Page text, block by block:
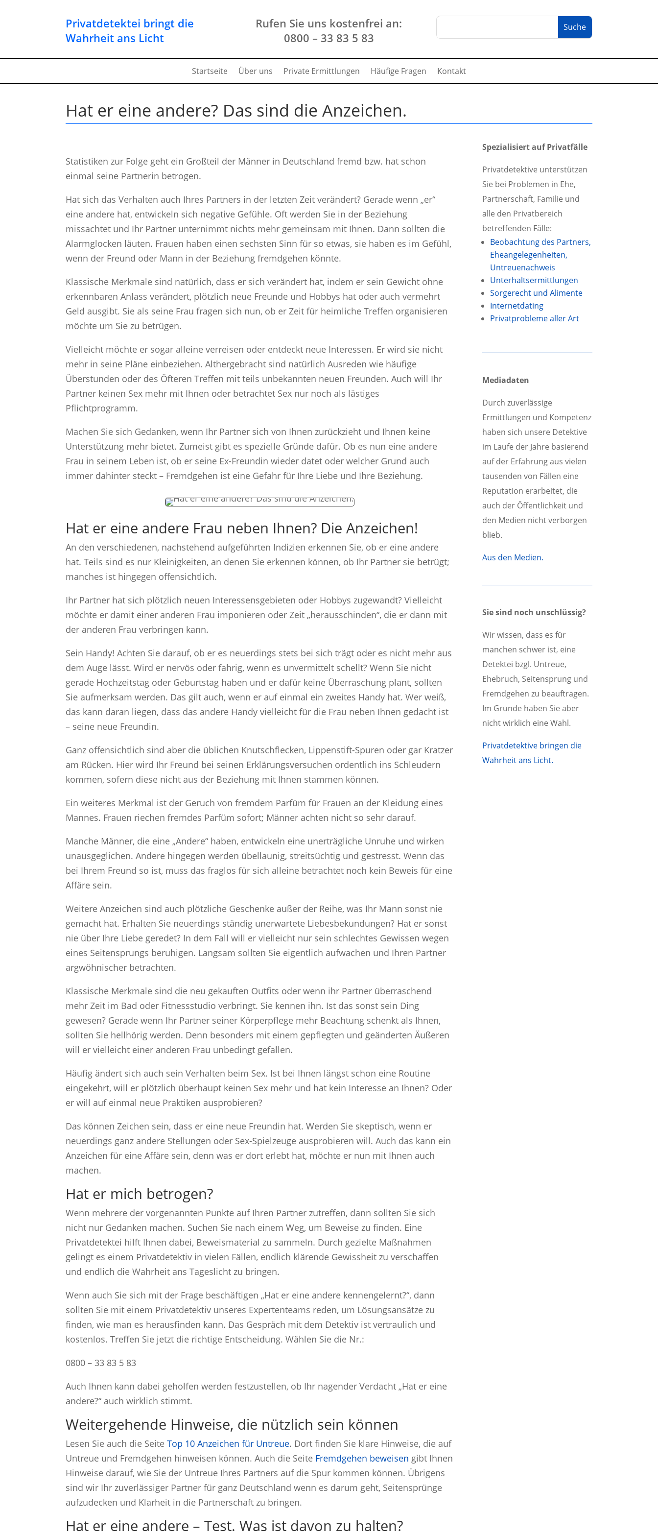
Privatdetektei bringt die
Wahrheit ans Licht
Rufen Sie uns kostenfrei an:
0800 – 33 83 5 83
Startseite Über uns Private Ermittlungen Häufige Fragen Kontakt
Hat er eine andere? Das sind die Anzeichen.
Statistiken zur Folge geht ein Großteil der Männer in Deutschland fremd bzw. hat schon
einmal seine Partnerin betrogen.
Hat sich das Verhalten auch Ihres Partners in der letzten Zeit verändert? Gerade wenn „er“
eine andere hat, entwickeln sich negative Gefühle. Oft werden Sie in der Beziehung
missachtet und Ihr Partner unternimmt nichts mehr gemeinsam mit Ihnen. Dann sollten die
Alarmglocken läuten. Frauen haben einen sechsten Sinn für so etwas, sie haben es im Gefühl,
wenn der Freund oder Mann in der Beziehung fremdgehen könnte.
Klassische Merkmale sind natürlich, dass er sich verändert hat, indem er sein Gewicht ohne
erkennbaren Anlass verändert, plötzlich neue Freunde und Hobbys hat oder auch vermehrt
Geld ausgibt. Sie als seine Frau fragen sich nun, ob er Zeit für heimliche Treffen organisieren
möchte um Sie zu betrügen.
Vielleicht möchte er sogar alleine verreisen oder entdeckt neue Interessen. Er wird sie nicht
mehr in seine Pläne einbeziehen. Althergebracht sind natürlich Ausreden wie häufige
Überstunden oder des Öfteren Treffen mit teils unbekannten neuen Freunden. Auch will Ihr
Partner keinen Sex mehr mit Ihnen oder betrachtet Sex nur noch als lästiges
Pflichtprogramm.
Machen Sie sich Gedanken, wenn Ihr Partner sich von Ihnen zurückzieht und Ihnen keine
Unterstützung mehr bietet. Zumeist gibt es spezielle Gründe dafür. Ob es nun eine andere
Frau in seinem Leben ist, ob er seine Ex-Freundin wieder datet oder welcher Grund auch
immer dahinter steckt – Fremdgehen ist eine Gefahr für Ihre Liebe und Ihre Beziehung.
Hat er eine andere Frau neben Ihnen? Die Anzeichen!
An den verschiedenen, nachstehend aufgeführten Indizien erkennen Sie, ob er eine andere
hat. Teils sind es nur Kleinigkeiten, an denen Sie erkennen können, ob Ihr Partner sie betrügt;
manches ist hingegen offensichtlich.
Ihr Partner hat sich plötzlich neuen Interessensgebieten oder Hobbys zugewandt? Vielleicht
möchte er damit einer anderen Frau imponieren oder Zeit „herausschinden“, die er dann mit
der anderen Frau verbringen kann.
Sein Handy! Achten Sie darauf, ob er es neuerdings stets bei sich trägt oder es nicht mehr aus
dem Auge lässt. Wird er nervös oder fahrig, wenn es unvermittelt schellt? Wenn Sie nicht
gerade Hochzeitstag oder Geburtstag haben und er dafür keine Überraschung plant, sollten
Sie aufmerksam werden. Das gilt auch, wenn er auf einmal ein zweites Handy hat. Wer weiß,
das kann daran liegen, dass das andere Handy vielleicht für die Frau neben Ihnen gedacht ist
– seine neue Freundin.
Ganz offensichtlich sind aber die üblichen Knutschflecken, Lippenstift-Spuren oder gar Kratzer
am Rücken. Hier wird Ihr Freund bei seinen Erklärungsversuchen ordentlich ins Schleudern
kommen, sofern diese nicht aus der Beziehung mit Ihnen stammen können.
Ein weiteres Merkmal ist der Geruch von fremdem Parfüm für Frauen an der Kleidung eines
Mannes. Frauen riechen fremdes Parfüm sofort; Männer achten nicht so sehr darauf.
Manche Männer, die eine „Andere“ haben, entwickeln eine unerträgliche Unruhe und wirken
unausgeglichen. Andere hingegen werden übellaunig, streitsüchtig und gestresst. Wenn das
bei Ihrem Freund so ist, muss das fraglos für sich alleine betrachtet noch kein Beweis für eine
Affäre sein.
Weitere Anzeichen sind auch plötzliche Geschenke außer der Reihe, was Ihr Mann sonst nie
gemacht hat. Erhalten Sie neuerdings ständig unerwartete Liebesbekundungen? Hat er sonst
nie über Ihre Liebe geredet? In dem Fall will er vielleicht nur sein schlechtes Gewissen wegen
eines Seitensprungs beruhigen. Langsam sollten Sie eigentlich aufwachen und Ihren Partner
argwöhnischer betrachten.
Klassische Merkmale sind die neu gekauften Outfits oder wenn ihr Partner überraschend
mehr Zeit im Bad oder Fitnessstudio verbringt. Sie kennen ihn. Ist das sonst sein Ding
gewesen? Gerade wenn Ihr Partner seiner Körperpflege mehr Beachtung schenkt als Ihnen,
sollten Sie hellhörig werden. Denn besonders mit einem gepflegten und geänderten Äußeren
will er vielleicht einer anderen Frau unbedingt gefallen.
Häufig ändert sich auch sein Verhalten beim Sex. Ist bei Ihnen längst schon eine Routine
eingekehrt, will er plötzlich überhaupt keinen Sex mehr und hat kein Interesse an Ihnen? Oder
er will auf einmal neue Praktiken ausprobieren?
Das können Zeichen sein, dass er eine neue Freundin hat. Werden Sie skeptisch, wenn er
neuerdings ganz andere Stellungen oder Sex-Spielzeuge ausprobieren will. Auch das kann ein
Anzeichen für eine Affäre sein, denn was er dort erlebt hat, möchte er nun mit Ihnen auch
machen.
Hat er mich betrogen?
Wenn mehrere der vorgenannten Punkte auf Ihren Partner zutreffen, dann sollten Sie sich
nicht nur Gedanken machen. Suchen Sie nach einem Weg, um Beweise zu finden. Eine
Privatdetektei hilft Ihnen dabei, Beweismaterial zu sammeln. Durch gezielte Maßnahmen
gelingt es einem Privatdetektiv in vielen Fällen, endlich klärende Gewissheit zu verschaffen
und endlich die Wahrheit ans Tageslicht zu bringen.
Wenn auch Sie sich mit der Frage beschäftigen „Hat er eine andere kennengelernt?“, dann
sollten Sie mit einem Privatdetektiv unseres Expertenteams reden, um Lösungsansätze zu
finden, wie man es herausfinden kann. Das Gespräch mit dem Detektiv ist vertraulich und
kostenlos. Treffen Sie jetzt die richtige Entscheidung. Wählen Sie die Nr.:
0800 – 33 83 5 83
Auch Ihnen kann dabei geholfen werden festzustellen, ob Ihr nagender Verdacht „Hat er eine
andere?“ auch wirklich stimmt.
Weitergehende Hinweise, die nützlich sein können
Lesen Sie auch die SeiteTop 10 Anzeichen für Untreue. Dort finden Sie klare Hinweise, die auf
Untreue und Fremdgehen hinweisen können. Auch die Seite Fremdgehen beweisen gibt Ihnen
Hinweise darauf, wie Sie der Untreue Ihres Partners auf die Spur kommen können. Übrigens
sind wir Ihr zuverlässiger Partner für ganz Deutschland wenn es darum geht, Seitensprünge
aufzudecken und Klarheit in die Partnerschaft zu bringen.
Hat er eine andere – Test. Was ist davon zu halten?
Spezialisiert auf Privatfälle
Privatdetektive unterstützen
Sie bei Problemen in Ehe,
Partnerschaft, Familie und
alle den Privatbereich
betreffenden Fälle:
Beobachtung des Partners,
Eheangelegen­heiten,
Untreuenachweis
Unterhalts­ermittlungen
Sorgerecht und Alimente
Internetdating
Privatprobleme aller Art
Mediadaten
Durch zuverlässige
Ermittlungen und Kompetenz
haben sich unsere Detektive
im Laufe der Jahre basierend
auf der Erfahrung aus vielen
tausenden von Fällen eine
Reputation erarbeitet, die
auch der Öffentlichkeit und
den Medien nicht verborgen
blieb.
Aus den Medien.
Sie sind noch unschlüssig?
Wir wissen, dass es für
manchen schwer ist, eine
Detektei bzgl. Untreue,
Ehebruch, Seitensprung und
Fremdgehen zu beauftragen.
Im Grunde haben Sie aber
nicht wirklich eine Wahl.
Privatdetektive bringen die
Wahrheit ans Licht.